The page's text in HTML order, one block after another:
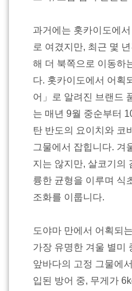
과거에는 홋카이도에
로 여겼지만, 최근 몇
해 더 북쪽으로 이동하
다. 홋카이도에서 어획
어」로 알려진 브랜드
는 매년 9월 중순부터
탄 반도의 요이치와 코
그물에서 잡힙니다. 겨
지는 않지만, 살코기의
륭한 균형을 이루며 식
조화를 이룹니다.
도야마 만에서 어획되
가장 유명한 겨울 별미
앞바다의 고정 그물에
입된 방어 중, 무게가